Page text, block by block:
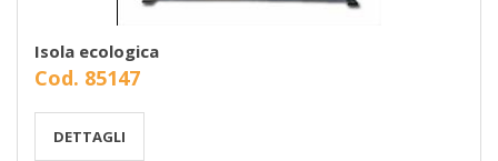
Isola ecologica
Cod. 85147
DETTAGLI